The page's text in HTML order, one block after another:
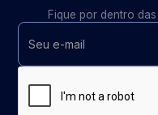
Fique por dentro